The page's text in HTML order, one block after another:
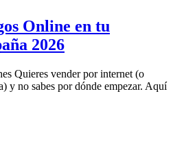
Online en tu
2026
Quieres vender por internet (o
y no sabes por dónde empezar. Aquí